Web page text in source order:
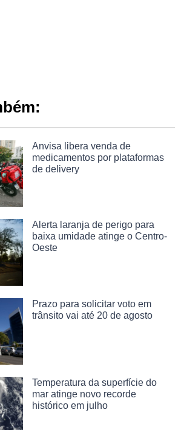
Anvisa libera venda de
medicamentos por plataformas
de delivery
Alerta laranja de perigo para
baixa umidade atinge o Centro-
Oeste
Prazo para solicitar voto em
trânsito vai até 20 de agosto
Temperatura da superfície do
mar atinge novo recorde
histórico em julho